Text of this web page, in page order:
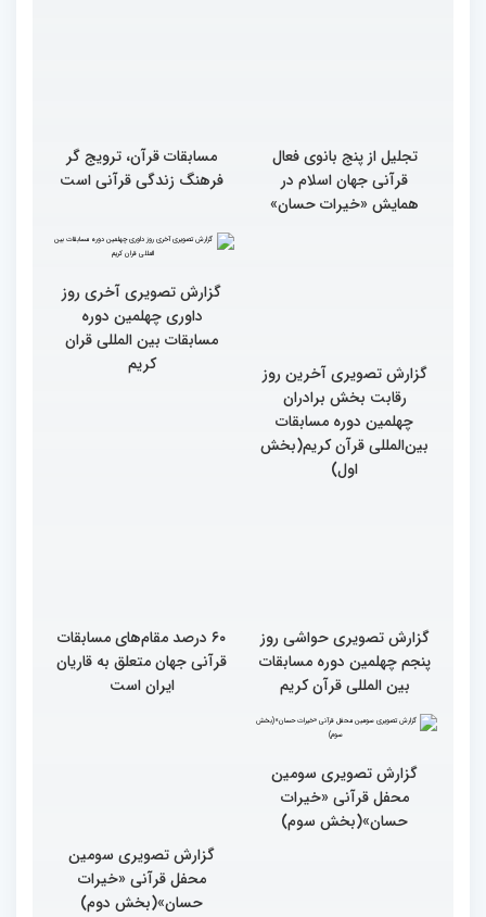
تجلیل از پنج بانوی فعال
قرآنی جهان اسلام در
همایش «خیرات حسان»
مسابقات قرآن، ترویج گر
فرهنگ زندگی قرآنی است
گزارش تصویری آخرین روز
رقابت بخش برادران
چهلمین دوره مسابقات
بین‌المللی قرآن کریم(بخش
اول)
گزارش تصویری آخری روز
گزارش تصویری حواشی روز
پنجم چهلمین دوره مسابقات
بین المللی قرآن کریم
۶۰ درصد مقام‌های مسابقات
قرآنی جهان متعلق به قاریان
ایران است
گزارش تصویری سومین
محفل قرآنی «خیرات
حسان»(بخش دوم)